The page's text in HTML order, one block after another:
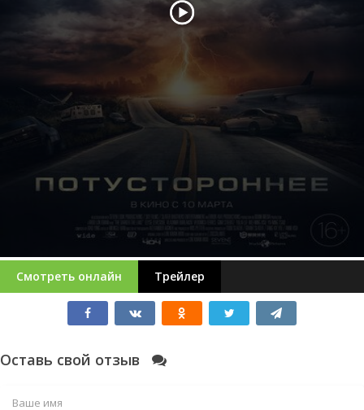
Смотреть онлайн Трейлер
Оставь свой отзыв